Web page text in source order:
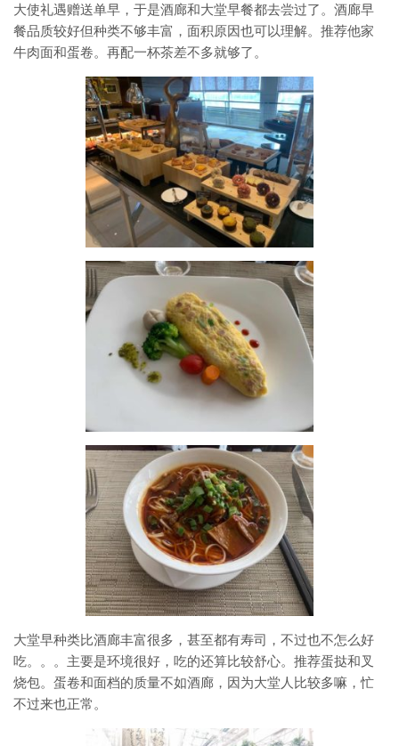
大使礼遇赠送单早，于是酒廊和大堂早餐都去尝过了。酒廊早
餐品质较好但种类不够丰富，面积原因也可以理解。推荐他家
牛肉面和蛋卷。再配一杯茶差不多就够了。
大堂早种类比酒廊丰富很多，甚至都有寿司，不过也不怎么好
吃。。。主要是环境很好，吃的还算比较舒心。推荐蛋挞和叉
烧包。蛋卷和面档的质量不如酒廊，因为大堂人比较多嘛，忙
不过来也正常。